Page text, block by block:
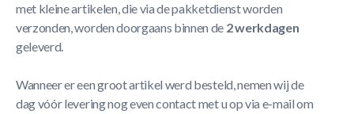
met kleine artikelen, die via de pakketdienst worden
verzonden, worden doorgaans binnen de 2 werkdagen
geleverd.
Wanneer er een groot artikel werd besteld, nemen wij de
dag vóór levering nog even contact met u op via e-mail om